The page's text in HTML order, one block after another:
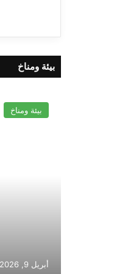
بيئة ومناخ
بيئة ومناخ
أبريل 9, 2026